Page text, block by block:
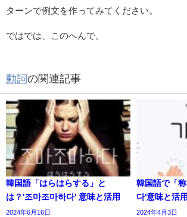
ターンで例文を作ってみてください。
ではでは、このへんで。
動詞の関連記事
韓国語「はらはらする」と
は？'조마조마하다' 意味と活用
2024年6月16日
韓国語で「
다'意味と活
2024年4月3日